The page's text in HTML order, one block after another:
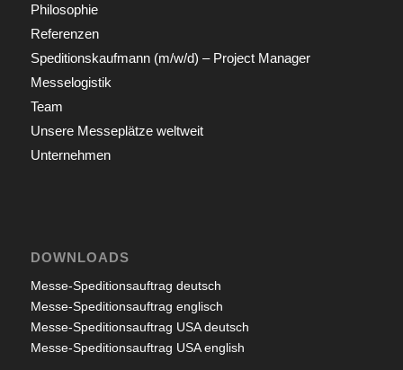
Philosophie
Referenzen
Speditionskaufmann (m/w/d) – Project Manager
Messelogistik
Team
Unsere Messeplätze weltweit
Unternehmen
DOWNLOADS
Messe-Speditionsauftrag deutsch
Messe-Speditionsauftrag englisch
Messe-Speditionsauftrag USA deutsch
Messe-Speditionsauftrag USA english